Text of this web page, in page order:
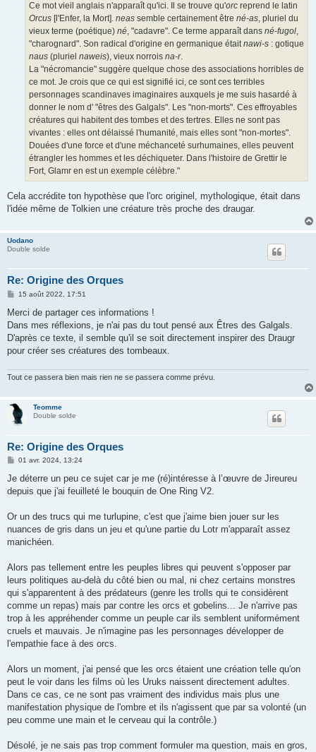
Ce mot vieil anglais n'apparaît qu'ici. Il se trouve qu'orc reprend le latin
Orcus [l'Enfer, la Mort]. neas semble certainement être né-as, pluriel du
vieux terme (poétique) né, "cadavre". Ce terme apparaît dans né-fugol,
"charognard". Son radical d'origine en germanique étaitnawi-s : gotique
naus (pluriel naweis), vieux norrois na-r.
La "nécromancie" suggère quelque chose des associations horribles de
ce mot. Je crois que ce qui est signifié ici, ce sont ces terribles
personnages scandinaves imaginaires auxquels je me suis hasardé à
donner le nom d' "êtres des Galgals". Les "non-morts". Ces effroyables
créatures qui habitent des tombes et des tertres. Elles ne sont pas
vivantes : elles ont délaissé l'humanité, mais elles sont "non-mortes".
Douées d'une force et d'une méchanceté surhumaines, elles peuvent
étrangler les hommes et les déchiqueter. Dans l'histoire de Grettir le
Fort, Glamr en est un exemple célèbre."
Cela accrédite ton hypothèse que l'orc originel, mythologique, était dans
l'idée même de Tolkien une créature très proche des draugar.
Uodano
Double solde
Re: Origine des Orques
M
s
a
g
15 août 2022, 17:51
Merci de partager ces informations !
Dans mes réflexions, je n'ai pas du tout pensé aux Êtres des Galgals.
D'après ce texte, il semble qu'il se soit directement inspirer des Draugr
pour créer ses créatures des tombeaux.
Tout ce passera bien mais rien ne se passera comme prévu.
Teomme
Double solde
Re: Origine des Orques
M
s
a
01 avr. 2024, 13:24
Je déterre un peu ce sujet car je me (ré)intéresse à l’œuvre de Jireureu
depuis que j'ai feuilleté le bouquin de One Ring V2.
Or un des trucs qui me turlupine, c'est que j'aime bien jouer sur les
nuances de gris dans un jeu et qu'une partie du Lotr m'apparaît assez
manichéen.
Alors pas tellement entre les peuples libres qui peuvent s'opposer par
leurs politiques au-delà du côté bien ou mal, ni chez certains monstres
qui s'apparentent à des prédateurs (genre les trolls qui te considèrent
comme un repas) mais par contre les orcs et gobelins... Je n'arrive pas
trop à les appréhender comme un peuple car ils semblent uniformément
cruels et mauvais. Je n'imagine pas les personnages développer de
l'empathie face à des orcs.
Alors un moment, j'ai pensé que les orcs étaient une création telle qu'on
peut le voir dans les films où les Uruks naissent directement adultes.
Dans ce cas, ce ne sont pas vraiment des individus mais plus une
manifestation physique de l'ombre et ils n'agissent que par sa volonté (un
peu comme une main et le cerveau qui la contrôle.)
Désolé, je ne sais pas trop comment formuler ma question, mais en gros,